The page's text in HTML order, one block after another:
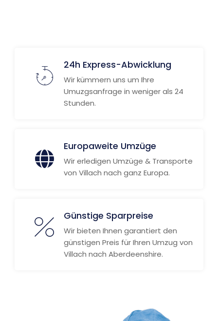
24h Express-Abwicklung
Wir kümmern uns um Ihre
Umuzgsanfrage in weniger als 24
Stunden.
Europaweite Umzüge
Wir erledigen Umzüge & Transporte
von Villach nach ganz Europa.
Günstige Sparpreise
Wir bieten Ihnen garantiert den
günstigen Preis für Ihren Umzug von
Villach nach Aberdeenshire.